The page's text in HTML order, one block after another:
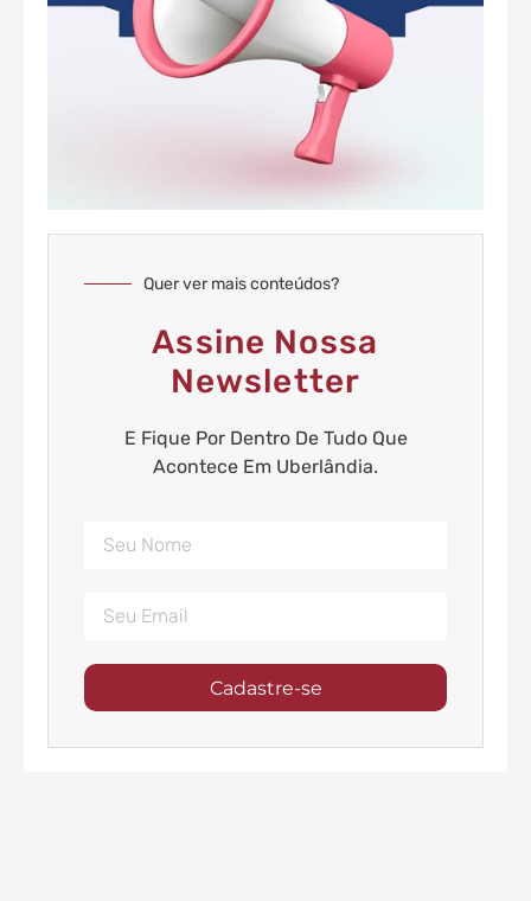
Quer ver mais conteúdos?
Assine Nossa
Newsletter
E Fique Por Dentro De Tudo Que
Acontece Em Uberlândia.
Cadastre-se